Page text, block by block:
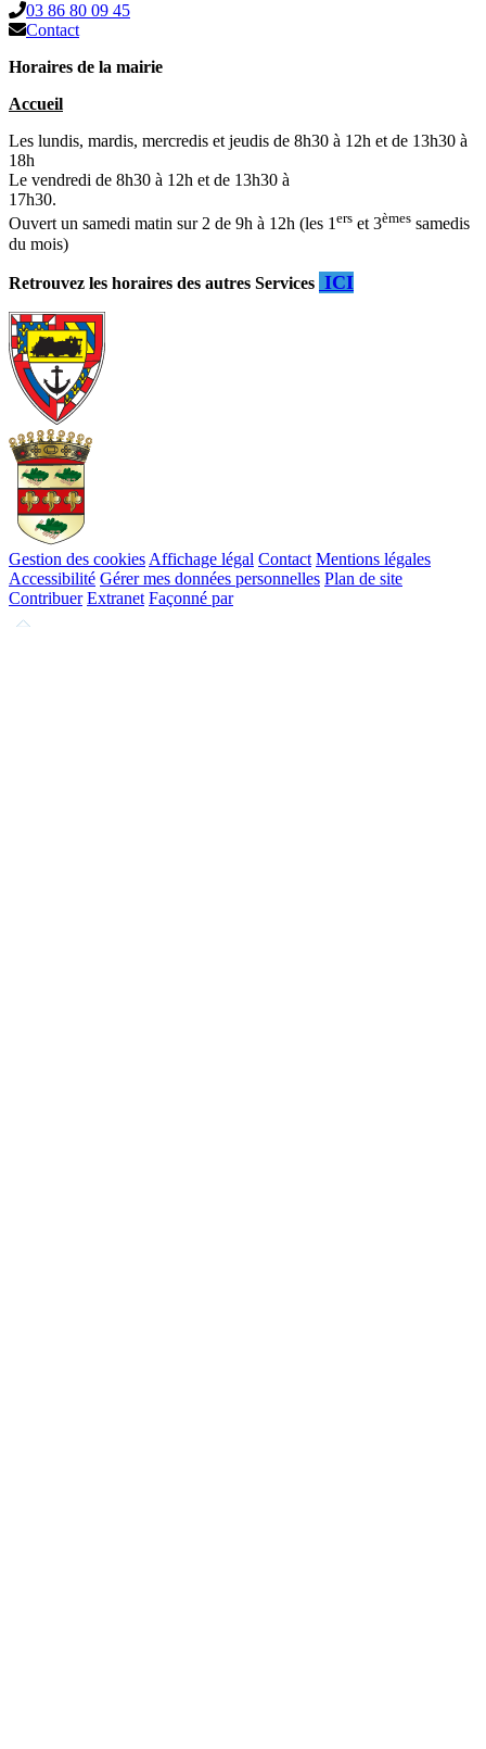
03 86 80 09 45
Contact
Horaires de la mairie
Accueil
Les lundis, mardis, mercredis et jeudis de 8h30 à 12h et de 13h30 à
18h
Le vendredi de 8h30 à 12h et de 13h30 à
17h30.
Ouvert un samedi matin sur 2 de 9h à 12h (les 1ers et 3èmes samedis
du mois)
Retrouvez les horaires des autres Services ICI
Gestion des cookies Affichage légal Contact Mentions légales
Accessibilité Gérer mes données personnelles Plan de site
Contribuer Extranet Façonné par